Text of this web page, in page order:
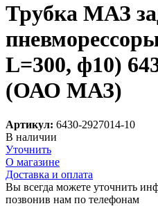
Трубка МАЗ
L=300, ф10)
(ОАО МАЗ)
Артикул: 6430-2927014-10
В наличии
Уточнить
О магазине
Доставка и оплата
Вы всегда можете уточнить
позвонив нам по телефонам